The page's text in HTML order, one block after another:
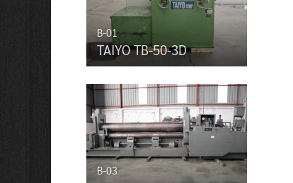
B-01
TAIYO TB-50-3D
B-03